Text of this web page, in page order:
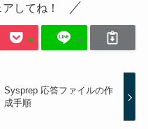
してね！
Sysprep 応答ファイルの作
成手順